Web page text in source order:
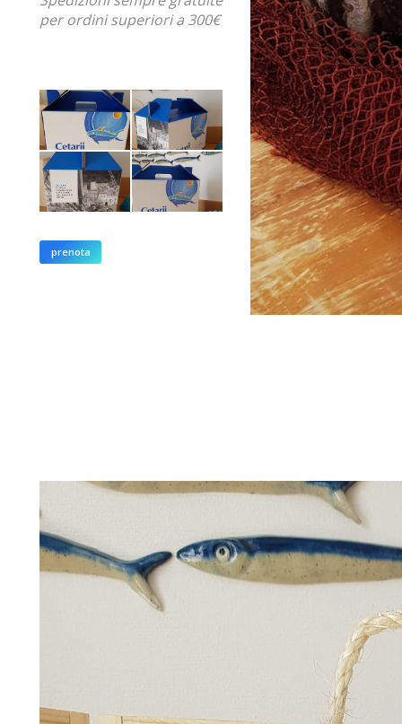
per ordini superiori a 300€
prenota